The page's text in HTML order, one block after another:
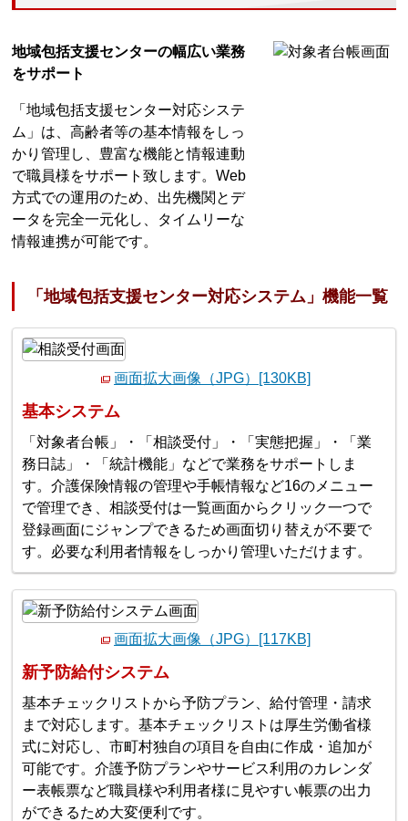
地域包括支援センターの幅広い業務
をサポート
「地域包括支援センター対応システ
ム」は、高齢者等の基本情報をしっ
かり管理し、豊富な機能と情報連動
で職員様をサポート致します。Web
方式での運用のため、出先機関とデ
ータを完全一元化し、タイムリーな
情報連携が可能です。
「地域包括支援センター対応システム」機能一覧
画面拡大画像（JPG）[130KB]
基本システム
「対象者台帳」・「相談受付」・「実態把握」・「業
務日誌」・「統計機能」などで業務をサポートしま
す。介護保険情報の管理や手帳情報など16のメニュー
で管理でき、相談受付は一覧画面からクリック一つで
登録画面にジャンプできるため画面切り替えが不要で
す。必要な利用者情報をしっかり管理いただけます。
画面拡大画像（JPG）[117KB]
新予防給付システム
基本チェックリストから予防プラン、給付管理・請求
まで対応します。基本チェックリストは厚生労働省様
式に対応し、市町村独自の項目を自由に作成・追加が
可能です。介護予防プランやサービス利用のカレンダ
ー表帳票など職員様や利用者様に見やすい帳票の出力
ができるため大変便利です。